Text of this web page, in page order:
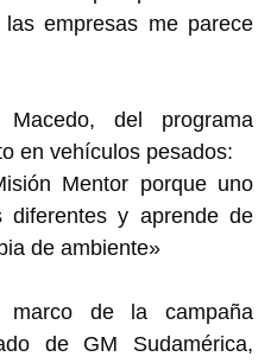
empresas me parece
del programa
en vehículos pesados:
Mentor porque uno
diferentes y aprende de
de ambiente»
marco de la campaña
de GM Sudamérica,